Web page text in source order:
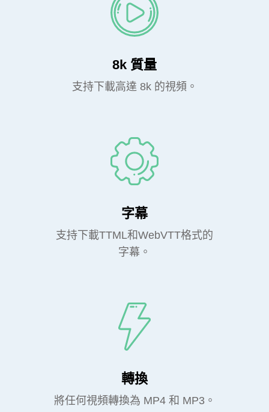
8k 質量
支持下載高達 8k 的視頻。
字幕
支持下載TTML和WebVTT格式的
字幕。
轉換
將任何視頻轉換為 MP4 和 MP3。